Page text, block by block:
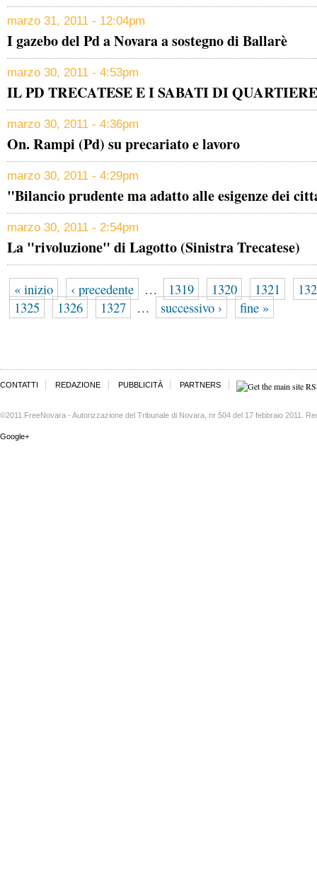
marzo 31, 2011 - 12:04pm
I gazebo del Pd a Novara a sostegno di Ballarè
marzo 30, 2011 - 4:53pm
IL PD TRECATESE E I SABATI DI QUARTIERE
marzo 30, 2011 - 4:36pm
On. Rampi (Pd) su precariato e lavoro
marzo 30, 2011 - 4:29pm
"Bilancio prudente ma adatto alle esigenze dei
marzo 30, 2011 - 2:54pm
La "rivoluzione" di Lagotto (Sinistra Trecatese)
« inizio ‹ precedente … 1319 1320 1321
1325
1326 1327 … successivo › fine »
CONTATTI REDAZIONE PUBBLICITÀ PARTNERS
©2011 FreeNovara - Autorizzazione del Tribunale di Novara, nr 504 del 17 febbraio 2011.
Google+